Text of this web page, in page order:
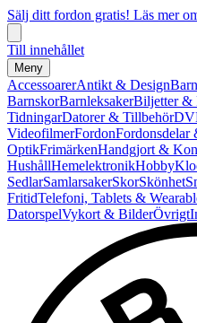
Sälj ditt fordon gratis! Läs mer
Till innehållet
Meny
AccessoarerAntikt & Design
BarnskorBarnleksakerBiljetter &
TidningarDatorer & Tillbehör
VideofilmerFordonFordonsdelar
OptikFrimärkenHandgjort &
HushållHemelektronikHobby
SedlarSamlarsakerSkorSkönhet
FritidTelefoni, Tablets &
DatorspelVykort & BilderÖvrigt